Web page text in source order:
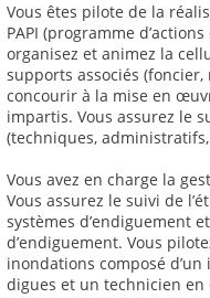
Vous êtes pilote de la
PAPI (programme
organisez et animez la
supports associés
concourir à la mise en
impartis. Vous assurez le
(techniques,
Vous avez en charge la
Vous assurez le suivi de
systèmes d’endiguement
d’endiguement. Vous
inondations composé
digues et un technicien en